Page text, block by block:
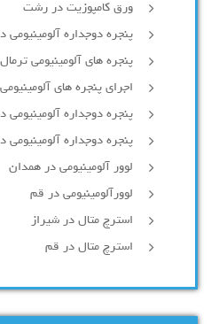
ورق کامپوزیت در رشت
پنجره دوجداره آلومينيومی
پنجره های آلومینیومی
اجرای پنجره های
پنجره دوجداره آلومینیومی
پنجره دوجداره آلومینیومی
لوور آلومینیومی در همدان
لوورآلومینیومی در قم
استرچ متال در شیراز
استرچ متال در قم